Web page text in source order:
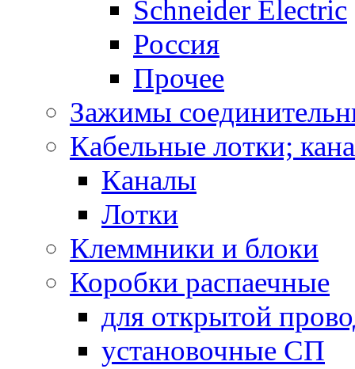
Schneider Electric
Россия
Прочее
Зажимы
Кабельные лотки;
Каналы
Лотки
Клеммники и блоки
Коробки распаечные
для открытой
установочные СП